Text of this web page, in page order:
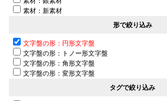
素材：新素材
形で絞り込み
文字盤の形：円形文字盤
文字盤の形：トノー形文字盤
文字盤の形：角形文字盤
文字盤の形：変形文字盤
タグで絞り込み